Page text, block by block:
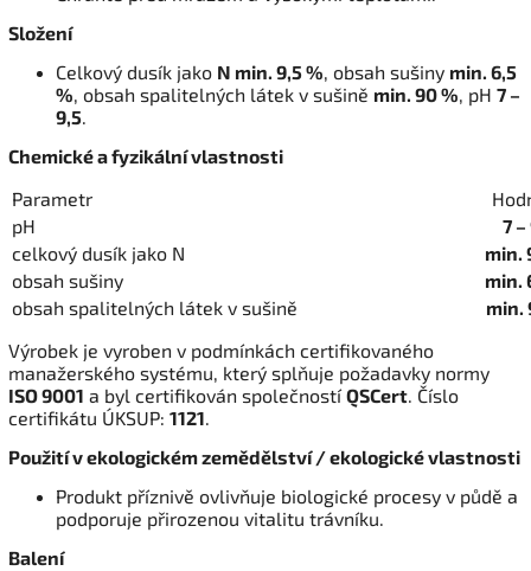
Složení
Celkový dusík jako N min. 9,5 %, obsah sušiny min. 6,5
%, obsah spalitelných látek v sušině min. 90 %, pH 7 –
9,5.
Chemické a fyzikální vlastnosti
Parametr
pH
7 –
celkový dusík jako N
min.
obsah sušiny
min.
obsah spalitelných látek v sušině
min.
Výrobek je vyroben v podmínkách certifikovaného
manažerského systému, který splňuje požadavky normy
ISO 9001 a byl certifikován společnostíQSCert. Číslo
certifikátu ÚKSUP: 1121.
Použití v ekologickém zemědělství / ekologické vlastnosti
Produkt příznivě ovlivňuje biologické procesy v půdě a
podporuje přirozenou vitalitu trávníku.
Balení